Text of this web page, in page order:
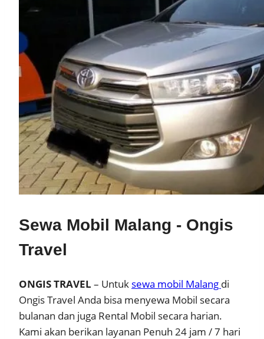
Sewa Mobil Malang - Ongis
Travel
ONGIS TRAVEL – Untuk sewa mobil Malang di
Ongis Travel Anda bisa menyewa Mobil secara
bulanan dan juga Rental Mobil secara harian.
Kami akan berikan layanan Penuh 24 jam / 7 hari